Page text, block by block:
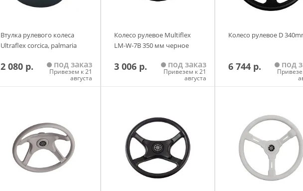
Втулка рулевого колеса
Ultraflex corcica, palmaria
2 080 р. под заказ
Привезем к 21
августа
Колесо рулевое Multiflex
LM-W-7B 350 мм черное
3 006 р. под заказ
Привезем к 21
августа
Колесо рулевое D
6 744 р. под